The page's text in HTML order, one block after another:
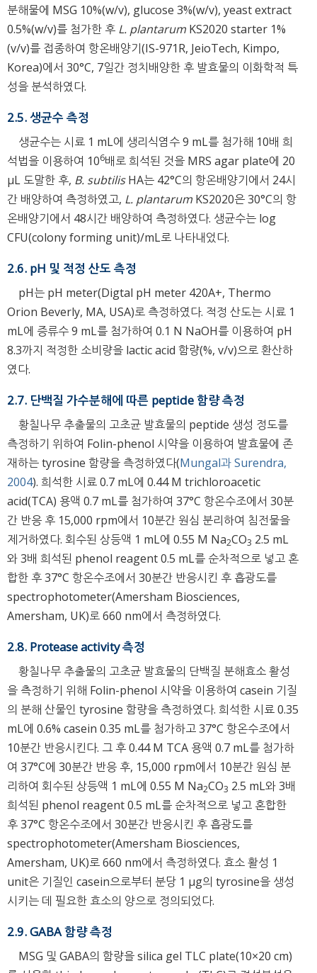
분해물에 MSG 10%(w/v), glucose 3%(w/v), yeast extract
0.5%(w/v)를 첨가한 후 L. plantarum KS2020 starter 1%
(v/v)를 접종하여 항온배양기(IS-971R, JeioTech, Kimpo,
Korea)에서 30°C, 7일간 정치배양한 후 발효물의 이화학적 특
성을 분석하였다.
2.5. 생균수 측정
생균수는 시료 1 mL에 생리식염수 9 mL를 첨가해 10배 희
석법을 이용하여 106배로 희석된 것을 MRS agar plate에 20
μL 도말한 후, B. subtilisHA는 42°C의 항온배양기에서 24시
간 배양하여 측정하였고, L. plantarum KS2020은 30°C의 항
온배양기에서 48시간 배양하여 측정하였다. 생균수는 log
CFU(colony forming unit)/mL로 나타내었다.
2.6. pH 및 적정 산도 측정
pH는 pH meter(Digtal pH meter 420A+, Thermo
Orion Beverly, MA, USA)로 측정하였다. 적정 산도는 시료 1
mL에 증류수 9 mL를 첨가하여 0.1 N NaOH를 이용하여 pH
8.3까지 적정한 소비량을 lactic acid 함량(%, v/v)으로 환산하
였다.
2.7. 단백질 가수분해에 따른 peptide 함량 측정
황칠나무 추출물의 고초균 발효물의 peptide 생성 정도를
측정하기 위하여 Folin-phenol 시약을 이용하여 발효물에 존
재하는 tyrosine 함량을 측정하였다(Mungal과 Surendra,
2004). 희석한 시료 0.7 mL에 0.44 M trichloroacetic
acid(TCA) 용액 0.7 mL를 첨가하여 37°C 항온수조에서 30분
간 반응 후 15,000 rpm에서 10분간 원심 분리하여 침전물을
제거하였다. 회수된 상등액 1 mL에 0.55 M Na2CO3 2.5 mL
와 3배 희석된 phenol reagent 0.5 mL를 순차적으로 넣고 혼
합한 후 37°C 항온수조에서 30분간 반응시킨 후 흡광도를
spectrophotometer(Amersham Biosciences,
Amersham, UK)로 660 nm에서 측정하였다.
2.8. Protease activity 측정
황칠나무 추출물의 고초균 발효물의 단백질 분해효소 활성
을 측정하기 위해 Folin-phenol 시약을 이용하여 casein 기질
의 분해 산물인 tyrosine 함량을 측정하였다. 희석한 시료 0.35
mL에 0.6% casein 0.35 mL를 첨가하고 37°C 항온수조에서
10분간 반응시킨다. 그 후 0.44 M TCA 용액 0.7 mL를 첨가하
여 37°C에 30분간 반응 후, 15,000 rpm에서 10분간 원심 분
리하여 회수된 상등액 1 mL에 0.55 M Na2CO3 2.5 mL와 3배
희석된 phenol reagent 0.5 mL를 순차적으로 넣고 혼합한
후 37°C 항온수조에서 30분간 반응시킨 후 흡광도를
spectrophotometer(Amersham Biosciences,
Amersham, UK)로 660 nm에서 측정하였다. 효소 활성 1
unit은 기질인 casein으로부터 분당 1 μg의 tyrosine을 생성
시키는 데 필요한 효소의 양으로 정의되었다.
2.9. GABA 함량 측정
MSG 및 GABA의 함량을 silica gel TLC plate(10×20 cm)